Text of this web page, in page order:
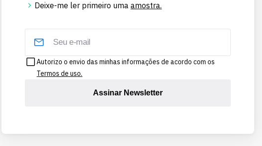
Deixe-me ler primeiro umaamostra.
Autorizo o envio das minhas informações de acordo com os
Termos de uso.
Assinar Newsletter